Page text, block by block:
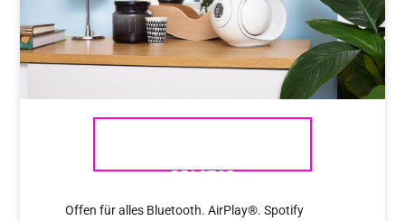
REACTOR
Offen für alles Bluetooth. AirPlay®. Spotify